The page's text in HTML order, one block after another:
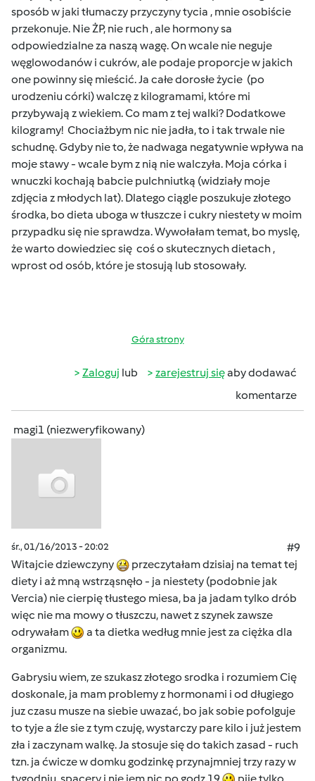
sposób w jaki tłumaczy przyczyny tycia , mnie osobiście
przekonuje. Nie ŻP, nie ruch , ale hormony sa
odpowiedzialne za naszą wagę. On wcale nie neguje
węglowodanów i cukrów, ale podaje proporcje w jakich
one powinny się mieścić. Ja całe dorosłe życie (po
urodzeniu córki) walczę z kilogramami, które mi
przybywają z wiekiem. Co mam z tej walki? Dodatkowe
kilogramy! Chociażbym nic nie jadła, to i tak trwale nie
schudnę. Gdyby nie to, że nadwaga negatywnie wpływa na
moje stawy - wcale bym z nią nie walczyła. Moja córka i
wnuczki kochają babcie pulchniutką (widziały moje
zdjęcia z młodych lat). Dlatego ciągle poszukuje złotego
środka, bo dieta uboga w tłuszcze i cukry niestety w moim
przypadku się nie sprawdza. Wywołałam temat, bo myslę,
że warto dowiedziec się coś o skutecznych dietach ,
wprost od osób, które je stosują lub stosowały.
Góra strony
Zaloguj lub zarejestruj sięaby dodawać
komentarze
magi1 (niezweryfikowany)
śr., 01/16/2013 - 20:02
#9
Witajcie dziewczyny
przeczytałam dzisiaj na temat tej
diety i aż mną wstrząsnęło - ja niestety (podobnie jak
Vercia) nie cierpię tłustego miesa, ba ja jadam tylko drób
więc nie ma mowy o tłuszczu, nawet z szynek zawsze
odrywałam
a ta dietka według mnie jest za ciężka dla
organizmu.
Gabrysiu wiem, ze szukasz złotego srodka i rozumiem Cię
doskonale, ja mam problemy z hormonami i od długiego
juz czasu musze na siebie uwazać, bo jak sobie pofolguje
to tyje a źle sie z tym czuję, wystarczy pare kilo i już jestem
zła i zaczynam walkę. Ja stosuje się do takich zasad - ruch
tzn. ja ćwicze w domku godzinkę przynajmniej trzy razy w